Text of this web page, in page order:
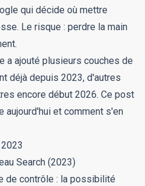
qui décide où mettre
Le risque : perdre la main
a ajouté plusieurs couches de
déjà depuis 2023, d'autres
encore début 2026. Ce post
et comment s'en
Search (2023)
de contrôle : la possibilité